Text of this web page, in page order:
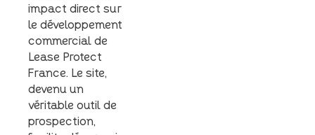
impact direct sur
le développement
commercial de
Lease Protect
France. Le site,
devenu un
véritable outil de
prospection,